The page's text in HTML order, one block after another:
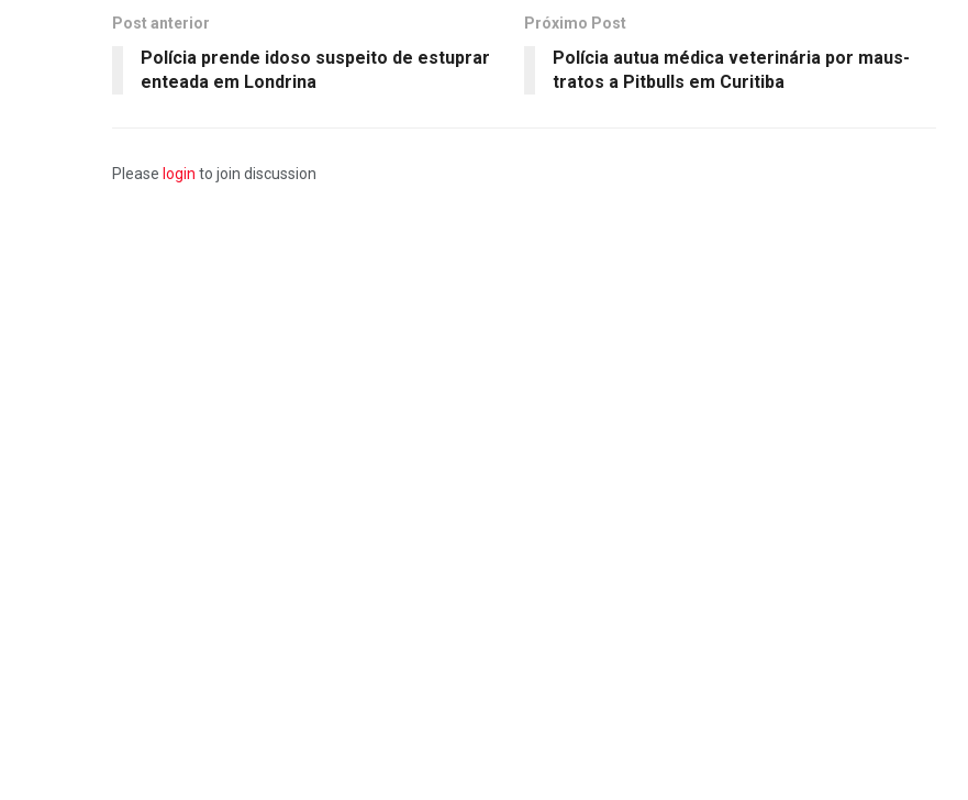
Post anterior
Polícia prende idoso suspeito de estuprar
enteada em Londrina
Próximo Post
Polícia autua médica veterinária por maus-
tratos a Pitbulls em Curitiba
Please login to join discussion